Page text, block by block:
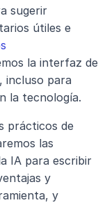
sugerir
útiles e
la interfaz de
incluso para
la tecnología.
prácticos de
las
IA para escribir
y
y